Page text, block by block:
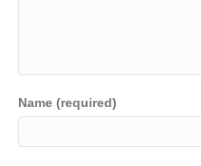
Name (required)